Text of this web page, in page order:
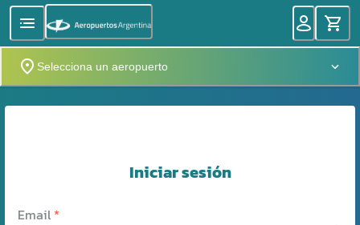
Selecciona un aeropuerto
Iniciar sesión
Email *